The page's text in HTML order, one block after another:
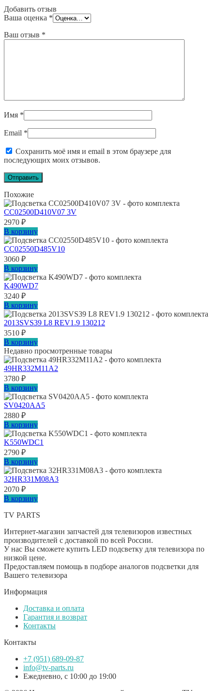
Добавить отзыв
Ваша оценка *
Ваш отзыв *
Имя *
Email *
Сохранить моё имя и email в этом браузере для
последующих моих отзывов.
Похожие
CC02500D410V07 3V
2970 ₽
В корзину
CC02550D485V10
3060 ₽
В корзину
K490WD7
3240 ₽
В корзину
2013SVS39 L8 REV1.9 130212
3510 ₽
В корзину
Недавно просмотренные товары
49HR332M11A2
3780 ₽
В корзину
SV0420AA5
2880 ₽
В корзину
K550WDC1
2790 ₽
В корзину
32HR331M08A3
2070 ₽
В корзину
TV PARTS
Интернет-магазин запчастей для телевизоров известных
производителей с доставкой по всей России.
У нас Вы сможете купить LED подсветку для телевизора по
низкой цене.
Предоставляем помощь в подборе аналогов подсветки для
Вашего телевизора
Информация
Доставка и оплата
Гарантия и возврат
Контакты
Контакты
+7 (951) 689-09-87
info@tv-parts.ru
Ежедневно, с 10:00 до 19:00